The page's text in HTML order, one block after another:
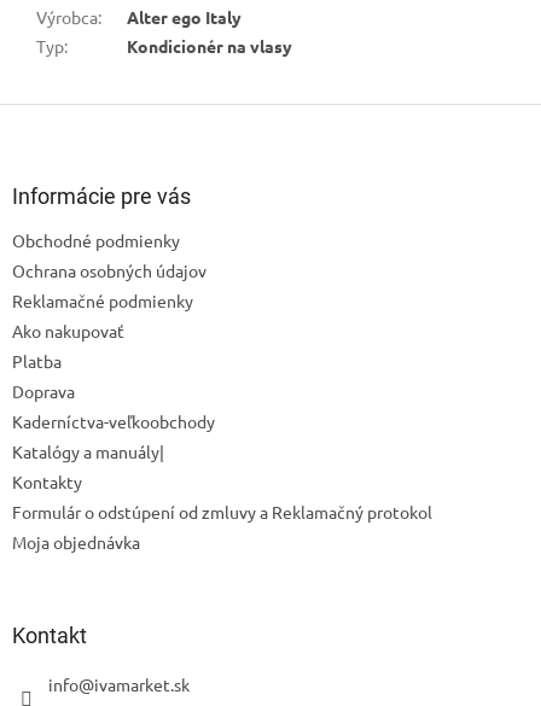
Výrobca:
Alter ego Italy
Typ: Kondicionér na vlasy
Informácie pre vás
Obchodné podmienky
Ochrana osobných údajov
Reklamačné podmienky
Ako nakupovať
Platba
Doprava
Kaderníctva-veľkoobchody
Katalógy a manuály|
Kontakty
Formulár o odstúpení od zmluvy a Reklamačný protokol
Moja objednávka
Kontakt
info@ivamarket.sk